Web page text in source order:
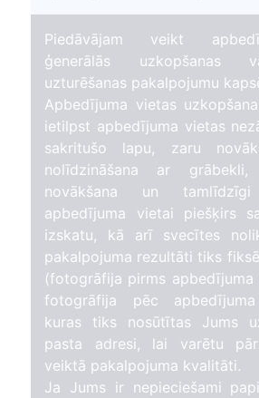
Piedāvājam veikt
ģenerālās uzkopšanas
uzturēšanas pakalpojumu
Apbedījuma vietas
ietilpst apbedījuma vietas
sakritušo lapu, zaru
nolīdzināšana ar
novākšana un
apbedījuma vietai piešķirs
izskatu, kā arī svecītes
pakalpojuma rezultāti tiks
(fotogrāfija pirms apbedījuma
fotogrāfija pēc apbedījuma
kuras tiks nosūtītas Jums
pasta adresi, lai varētu
veiktā pakalpojuma kvalitāti.
Ja Jums ir nepieciešami